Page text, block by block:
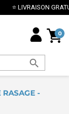
0
search
RASAGE -